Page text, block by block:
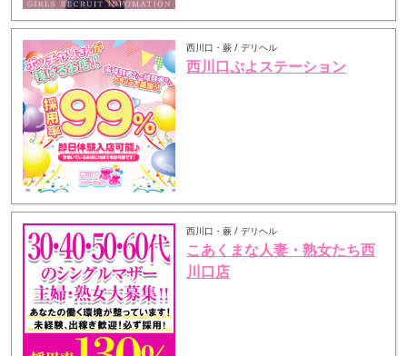
西川口・蕨 / デリヘル
西川口ぷよステーション
西川口・蕨 / デリヘル
こあくまな人妻・熟女たち西
川口店